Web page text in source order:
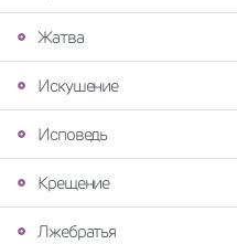
Жатва
Искушение
Исповедь
Крещение
Лжебратья